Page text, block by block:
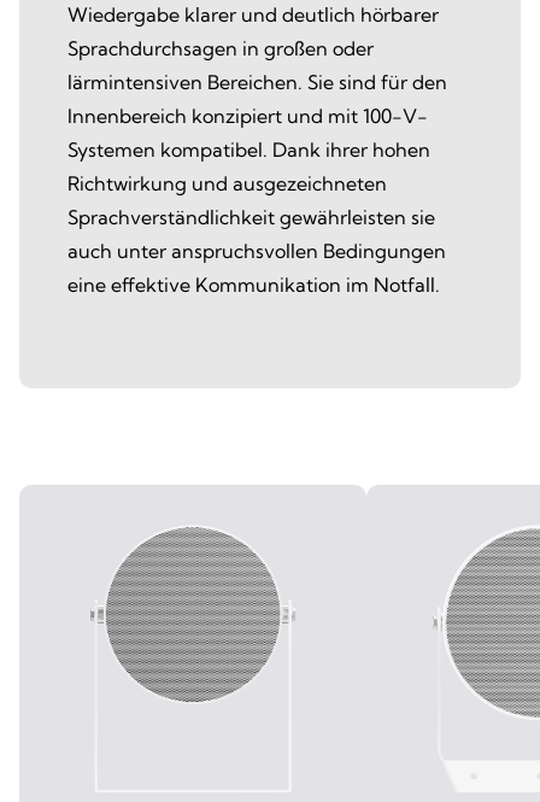
Wiedergabe klarer und deutlich hörbarer
Sprachdurchsagen in großen oder
lärmintensiven Bereichen. Sie sind für den
Innenbereich konzipiert und mit 100-V-
Systemen kompatibel. Dank ihrer hohen
Richtwirkung und ausgezeichneten
Sprachverständlichkeit gewährleisten sie
auch unter anspruchsvollen Bedingungen
eine effektive Kommunikation im Notfall.